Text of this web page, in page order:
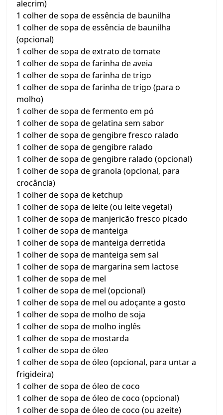
alecrim)
1 colher de sopa de essência de baunilha
1 colher de sopa de essência de baunilha
(opcional)
1 colher de sopa de extrato de tomate
1 colher de sopa de farinha de aveia
1 colher de sopa de farinha de trigo
1 colher de sopa de farinha de trigo (para o
molho)
1 colher de sopa de fermento em pó
1 colher de sopa de gelatina sem sabor
1 colher de sopa de gengibre fresco ralado
1 colher de sopa de gengibre ralado
1 colher de sopa de gengibre ralado (opcional)
1 colher de sopa de granola (opcional, para
crocância)
1 colher de sopa de ketchup
1 colher de sopa de leite (ou leite vegetal)
1 colher de sopa de manjericão fresco picado
1 colher de sopa de manteiga
1 colher de sopa de manteiga derretida
1 colher de sopa de manteiga sem sal
1 colher de sopa de margarina sem lactose
1 colher de sopa de mel
1 colher de sopa de mel (opcional)
1 colher de sopa de mel ou adoçante a gosto
1 colher de sopa de molho de soja
1 colher de sopa de molho inglês
1 colher de sopa de mostarda
1 colher de sopa de óleo
1 colher de sopa de óleo (opcional, para untar a
frigideira)
1 colher de sopa de óleo de coco
1 colher de sopa de óleo de coco (opcional)
1 colher de sopa de óleo de coco (ou azeite)